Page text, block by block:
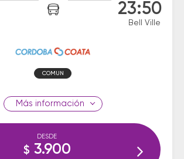
23:50
Bell Ville
COMUN
información
DESDE
$ 3.900